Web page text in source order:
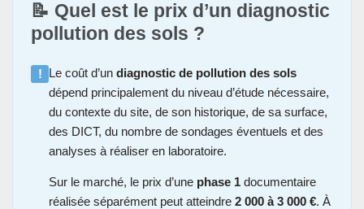
📝 Quel est le prix d’un diagnostic
pollution des sols ?
! Le coût d’un diagnostic de pollution des sols
dépend principalement du niveau d’étude nécessaire,
du contexte du site, de son historique, de sa surface,
des DICT, du nombre de sondages éventuels et des
analyses à réaliser en laboratoire.
Sur le marché, le prix d’une phase 1 documentaire
réalisée séparément peut atteindre 2 000 à 3 000 €. À